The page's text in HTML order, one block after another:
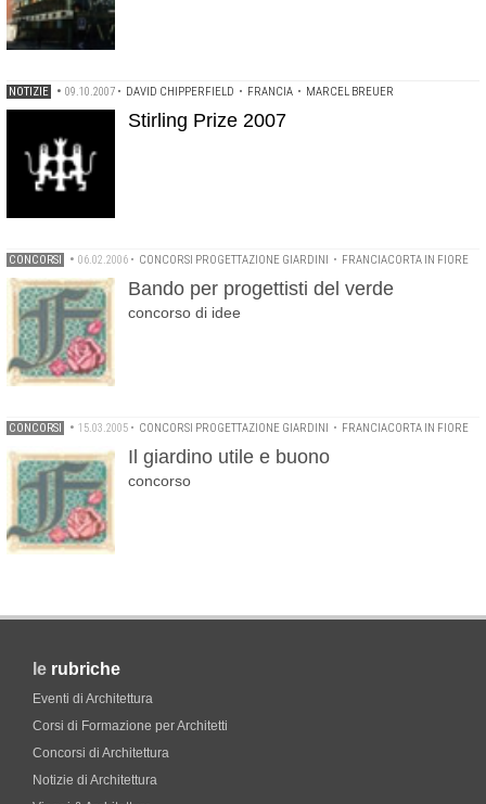
NOTIZIE • 09.10.2007 • DAVID CHIPPERFIELD • FRANCIA • MARCEL BREUER
Stirling Prize 2007
CONCORSI • 06.02.2006 • CONCORSI PROGETTAZIONE GIARDINI • FRANCIACORTA IN FIORE
Bando per progettisti del verde
concorso di idee
CONCORSI • 15.03.2005 • CONCORSI PROGETTAZIONE GIARDINI • FRANCIACORTA IN FIORE
Il giardino utile e buono
concorso
le rubriche
Eventi di Architettura
Corsi di Formazione per Architetti
Concorsi di Architettura
Notizie di Architettura